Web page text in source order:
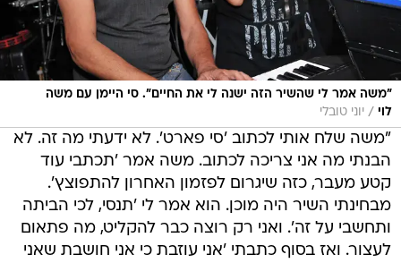
"משה אמר לי שהשיר הזה ישנה לי את החיים". סי היימן עם משה
לוי / יוני טובלי
"משה שלח אותי לכתוב 'סי פארט'. לא ידעתי מה זה. לא
הבנתי מה אני צריכה לכתוב. משה אמר 'תכתבי עוד
קטע מעבר, כזה שיגרום לפזמון האחרון להתפוצץ'.
מבחינתי השיר היה מוכן. הוא אמר לי 'תנסי, לכי הביתה
ותחשבי על זה'. ואני רק רוצה כבר להקליט, מה פתאום
לעצור. ואז בסוף כתבתי 'אני עוזבת כי אני חושבת שאני